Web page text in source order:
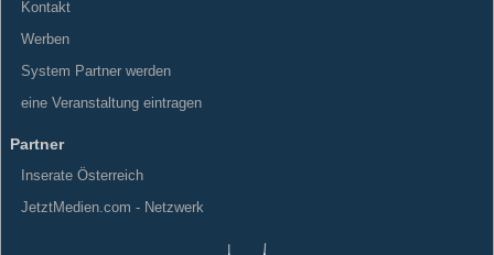
Kontakt
Werben
System Partner werden
eine Veranstaltung eintragen
Partner
Inserate Österreich
JetztMedien.com - Netzwerk